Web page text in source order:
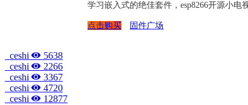
学习嵌入式的绝佳套件，esp8266开源小
点击购买 固件广场
ceshi
5638
ceshi
2266
ceshi
3367
ceshi
4720
ceshi
12877